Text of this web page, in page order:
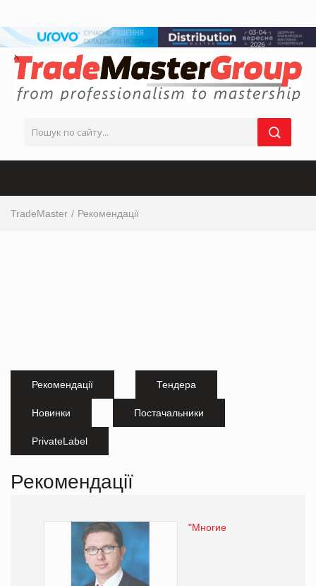
TradeMaster Рекомендації
Рекомендації Тендера
Новинки Постачальники
PrivateLabel
Рекомендації
"Многие